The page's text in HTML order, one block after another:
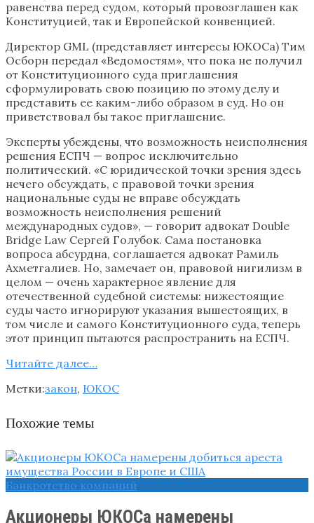
равенства перед судом, который провозглашен как
Конституцией, так и Европейской конвенцией.
Директор GML (представляет интересы ЮКОСа) Тим
Осборн передал «Ведомостям», что пока не получил
от Конституционного суда приглашения
сформулировать свою позицию по этому делу и
представить ее каким-либо образом в суд. Но он
приветствовал бы такое приглашение.
Эксперты убеждены, что возможность неисполнения
решения ЕСПЧ — вопрос исключительно
политический. «С юридической точки зрения здесь
нечего обсуждать, с правовой точки зрения
национальные суды не вправе обсуждать
возможность неисполнения решений
международных судов», — говорит адвокат Double
Bridge Law Сергей Голубок. Сама постановка
вопроса абсурдна, соглашается адвокат Рамиль
Ахметгалиев. Но, замечает он, правовой нигилизм в
целом — очень характерное явление для
отечественной судебной системы: нижестоящие
суды часто игнорируют указания вышестоящих, в
том числе и самого Конституционного суда, теперь
этот принцип пытаются распространить на ЕСПЧ.
Читайте далее…
Метки:закон, ЮКОС
Похожие темы
Банкротство компаний
Акционеры ЮКОСа намерены